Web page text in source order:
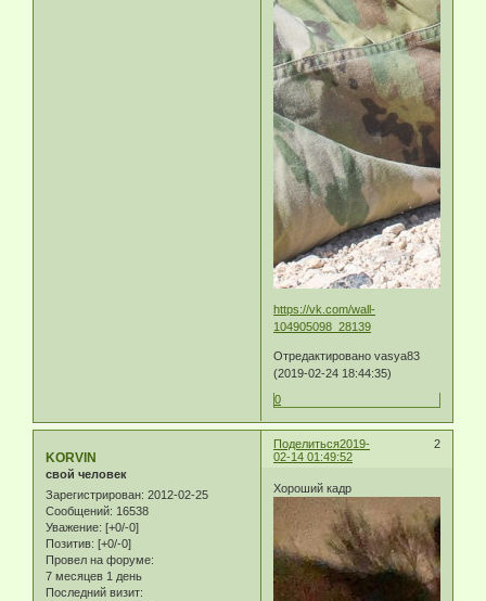
https://vk.com/wall-
104905098_28139
Отредактировано vasya83
(2019-02-24 18:44:35)
0
Поделиться 2
2019-
02-14 01:49:52
KORVIN
свой человек
Зарегистрирован: 2012-02-25
Сообщений: 16538
Уважение: [+0/-0]
Позитив: [+0/-0]
Провел на форуме:
7 месяцев 1 день
Последний визит:
Хороший кадр